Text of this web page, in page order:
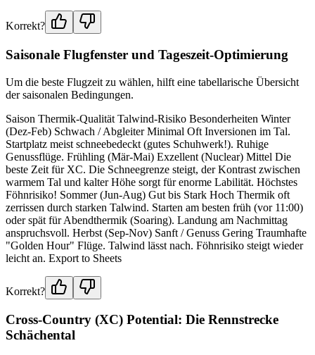
Korrekt?
Saisonale Flugfenster und Tageszeit-Optimierung
Um die beste Flugzeit zu wählen, hilft eine tabellarische Übersicht
der saisonalen Bedingungen.
Saison Thermik-Qualität Talwind-Risiko Besonderheiten Winter
(Dez-Feb) Schwach / Abgleiter Minimal Oft Inversionen im Tal.
Startplatz meist schneebedeckt (gutes Schuhwerk!). Ruhige
Genussflüge. Frühling (Mär-Mai) Exzellent (Nuclear) Mittel Die
beste Zeit für XC. Die Schneegrenze steigt, der Kontrast zwischen
warmem Tal und kalter Höhe sorgt für enorme Labilität. Höchstes
Föhnrisiko! Sommer (Jun-Aug) Gut bis Stark Hoch Thermik oft
zerrissen durch starken Talwind. Starten am besten früh (vor 11:00)
oder spät für Abendthermik (Soaring). Landung am Nachmittag
anspruchsvoll. Herbst (Sep-Nov) Sanft / Genuss Gering Traumhafte
"Golden Hour" Flüge. Talwind lässt nach. Föhnrisiko steigt wieder
leicht an. Export to Sheets
Korrekt?
Cross-Country (XC) Potential: Die Rennstrecke
Schächental